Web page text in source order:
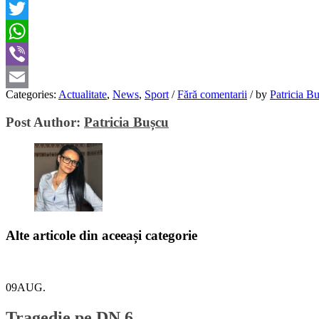
Facebook
Twitter
WhatsApp
Viber
Email
Categories: Actualitate, News, Sport / Fără comentarii /by Patricia
Post Author: Patricia Bușcu
Alte articole din aceeași categorie
09AUG.